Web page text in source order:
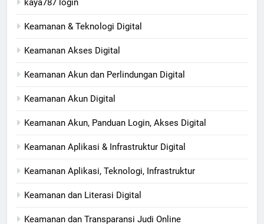
kaya787 login
Keamanan & Teknologi Digital
Keamanan Akses Digital
Keamanan Akun dan Perlindungan Digital
Keamanan Akun Digital
Keamanan Akun, Panduan Login, Akses Digital
Keamanan Aplikasi & Infrastruktur Digital
Keamanan Aplikasi, Teknologi, Infrastruktur
Keamanan dan Literasi Digital
Keamanan dan Transparansi Judi Online